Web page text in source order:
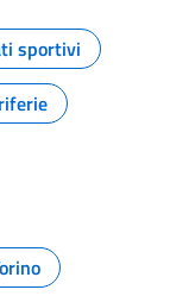
sportivi